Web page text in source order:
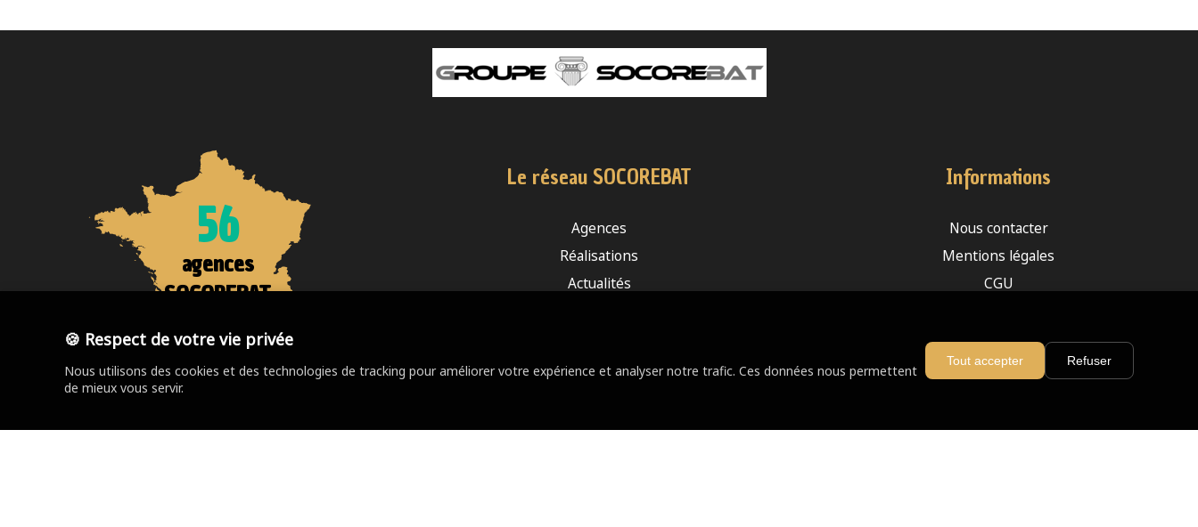
🍪 Respect de votre vie privée
Nous utilisons des cookies et des technologies de tracking pour améliorer votre expérience et analyser notre trafic. Ces données nous permettent
de mieux vous servir.
Tout accepter Refuser
56
agences
SOCOREBAT
Trouver votre agence
Le réseau SOCOREBAT
Agences
Réalisations
Actualités
Informations
Nous contacter
Mentions légales
CGU
Devenir franchisé